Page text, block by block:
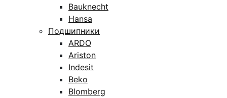
Bauknecht
Hansa
Подшипники
ARDO
Ariston
Indesit
Beko
Blomberg